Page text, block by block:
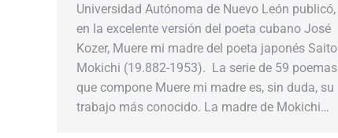
Universidad Autónoma de Nuevo León publicó,
en la excelente versión del poeta cubano José
Kozer, Muere mi madre del poeta japonés Saito
Mokichi (19.882-1953). La serie de 59 poemas
que compone Muere mi madre es, sin duda, su
trabajo más conocido. La madre de Mokichi…